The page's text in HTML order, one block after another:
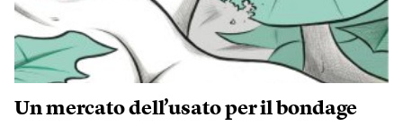
Un mercato dell’usato per il bondage